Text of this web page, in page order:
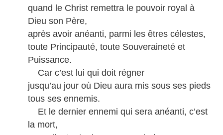
quand le Christ remettra le pouvoir royal à
Dieu son Père,
après avoir anéanti, parmi les êtres célestes,
toute Principauté, toute Souveraineté et
Puissance.
Car c’est lui qui doit régner
jusqu’au jour où Dieu aura mis sous ses pieds
tous ses ennemis.
Et le dernier ennemi qui sera anéanti, c’est
la mort,